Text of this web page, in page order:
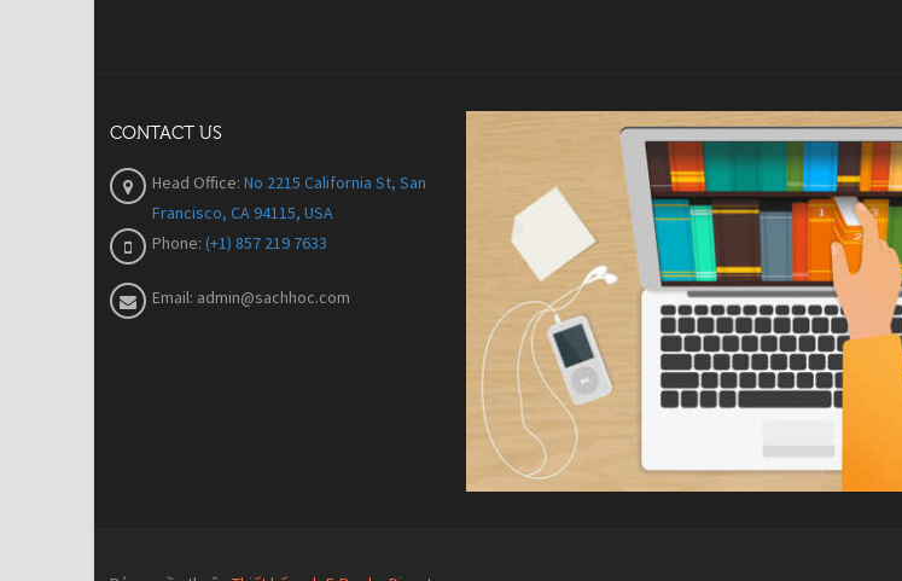
CONTACT US
Head Office: No 2215 California St, San
Francisco, CA 94115, USA
Phone: (+1) 857 219 7633
Email: admin@sachhoc.com